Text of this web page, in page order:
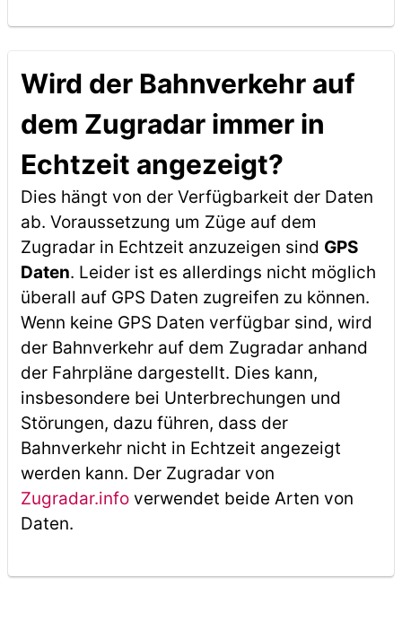
Wird der Bahnverkehr auf
dem Zugradar immer in
Echtzeit angezeigt?
Dies hängt von der Verfügbarkeit der Daten
ab. Voraussetzung um Züge auf dem
Zugradar in Echtzeit anzuzeigen sind GPS
Daten. Leider ist es allerdings nicht möglich
überall auf GPS Daten zugreifen zu können.
Wenn keine GPS Daten verfügbar sind, wird
der Bahnverkehr auf dem Zugradar anhand
der Fahrpläne dargestellt. Dies kann,
insbesondere bei Unterbrechungen und
Störungen, dazu führen, dass der
Bahnverkehr nicht in Echtzeit angezeigt
werden kann. Der Zugradar von
Zugradar.infoverwendet beide Arten von
Daten.